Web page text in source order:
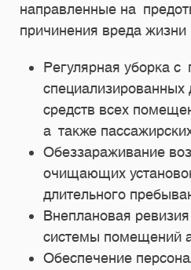
направленные на
причинения вреда
Регулярная уборка
средств всех
а также
Обеззараживание
очищающих
длительного
Внеплановая
системы помещений
Обеспечение